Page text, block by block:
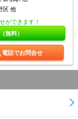
区 他
ができます！
無料）
電話でお問合せ